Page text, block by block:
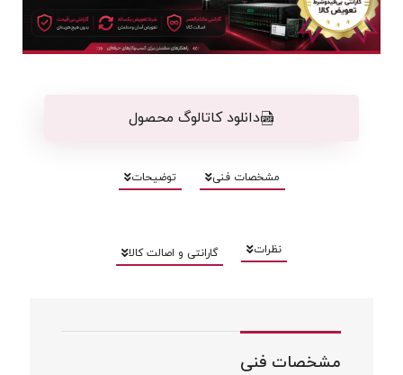
دانلود کاتالوگ محصول
مشخصات فنی توضیحات
نظرات گارانتی و اصالت کالا
مشخصات فنی